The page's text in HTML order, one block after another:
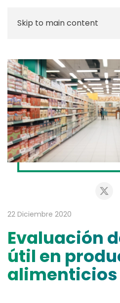
Skip to main content
22 Diciembre 2020
Evaluación
útil en
alimenticios